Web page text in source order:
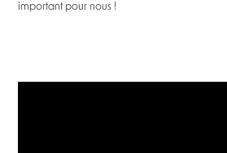
important pour nous !